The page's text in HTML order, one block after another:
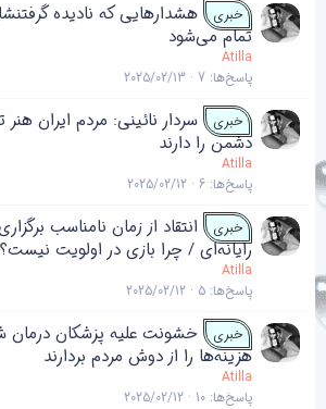
خبری
هشدارهایی که نادیده
تمام می‌شود
Atilla
پاسخ‌ها 7
2025/02/13
خبری
سردار نائینی: مردم ایران
دشمن را دارند
Atilla
پاسخ‌ها 6
2025/02/12
خبری
انتقاد از زمان نامناسب
رایانه‌ای / چرا بازی در اولویت نیست؟
Atilla
پاسخ‌ها 5
2025/02/12
خبری
خشونت علیه پزشکان درمان
هزینه‌ها را از دوش مردم بردارند
Atilla
پاسخ‌ها 10
2025/02/12